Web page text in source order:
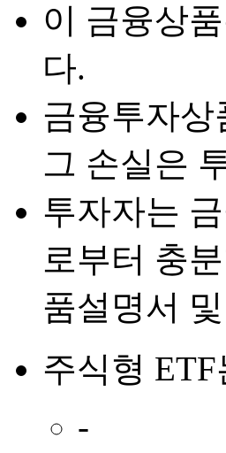
이 금융상
다.
금융투자상
그 손실은
투자자는
로부터 충
품설명서
주식형 ETF
-